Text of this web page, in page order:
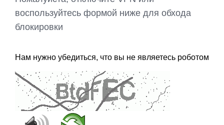
воспользуйтесь формой ниже для обхода
блокировки
Нам нужно убедиться, что вы не являетесь роботом